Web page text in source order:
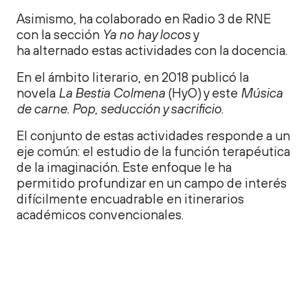
Asimismo, ha colaborado en Radio 3 de RNE
con la sección Ya no hay locosy
ha alternado estas actividades con la docencia.
En el ámbito literario, en 2018 publicó la
novela La Bestia Colmena (HyO) y este Música
de carne. Pop, seducción y sacrificio.
El conjunto de estas actividades responde a un
eje común: el estudio de la función terapéutica
de la imaginación. Este enfoque le ha
permitido profundizar en un campo de interés
difícilmente encuadrable en itinerarios
académicos convencionales.